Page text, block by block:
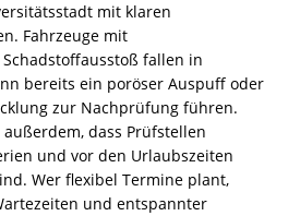
mit klaren
Fahrzeuge mit
fallen in
bereits ein poröser Auspuff oder
zur Nachprüfung führen.
dass Prüfstellen
und vor den Urlaubszeiten
Wer flexibel Termine plant,
und entspannter